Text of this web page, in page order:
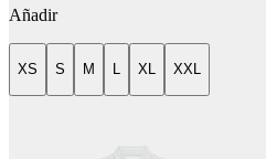
Añadir
XS S M L XL XXL